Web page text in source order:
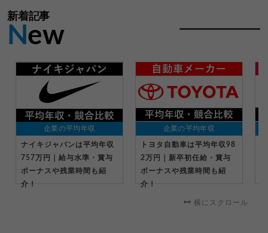
新着記事
New
企業の平均年収
ナイキジャパンは平均年収
757万円｜給与水準・賞与
ボーナスや残業時間も紹
介！
企業の平均年収
トヨタ自動車は平均年収98
2万円｜新卒初任給・賞与
ボーナスや残業時間も紹
介！
横にスクロール